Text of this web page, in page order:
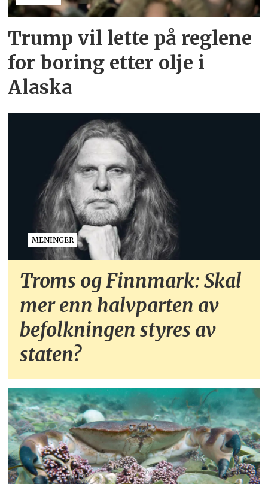
Trump vil lette på reglene
for boring etter olje i
Alaska
MENINGER
Troms og Finnmark: Skal
mer enn halvparten av
befolkningen styres av
staten?